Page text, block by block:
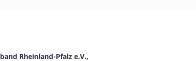
Rheinland-Pfalz e.V.,